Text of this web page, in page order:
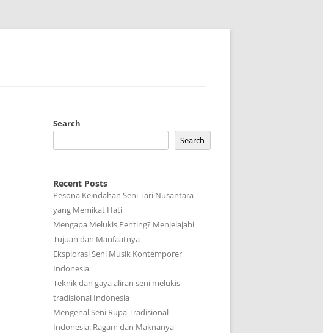
Search
Search
Recent Posts
Pesona Keindahan Seni Tari Nusantara
yang Memikat Hati
Mengapa Melukis Penting? Menjelajahi
Tujuan dan Manfaatnya
Eksplorasi Seni Musik Kontemporer
Indonesia
Teknik dan gaya aliran seni melukis
tradisional Indonesia
Mengenal Seni Rupa Tradisional
Indonesia: Ragam dan Maknanya